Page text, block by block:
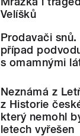
Velíšků
Prodavači
případ
s omamnými
Neznámá z
z Historie
který nemohl
letech vyřešen